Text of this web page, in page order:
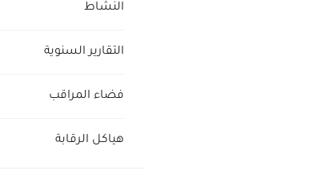
النشاط
التقارير السنوية
فضاء المراقب
هياكل الرقابة